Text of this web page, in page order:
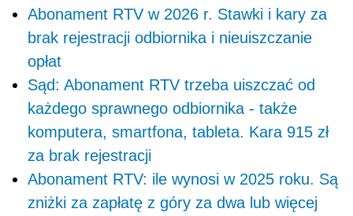
Abonament RTV w 2026 r. Stawki i kary za
brak rejestracji odbiornika i nieuiszczanie
opłat
Sąd: Abonament RTV trzeba uiszczać od
każdego sprawnego odbiornika - także
komputera, smartfona, tableta. Kara 915 zł
za brak rejestracji
Abonament RTV: ile wynosi w 2025 roku. Są
zniżki za zapłatę z góry za dwa lub więcej